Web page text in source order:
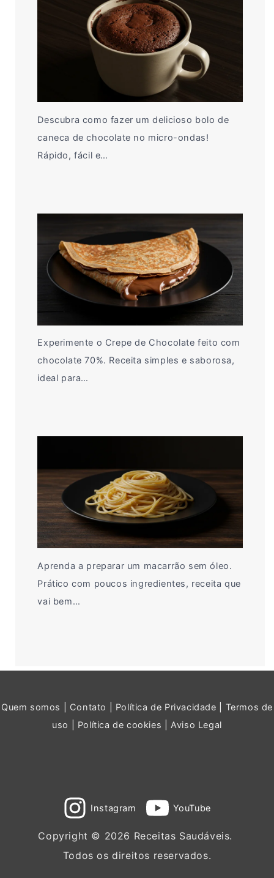
Descubra como fazer um delicioso bolo de
caneca de chocolate no micro-ondas!
Rápido, fácil e…
Experimente o Crepe de Chocolate feito com
chocolate 70%. Receita simples e saborosa,
ideal para…
Aprenda a preparar um macarrão sem óleo.
Prático com poucos ingredientes, receita que
vai bem…
Quem somos Contato Política de Privacidade
Termos de
uso
Política de cookies |Aviso Legal
Instagram YouTube
Copyright © 2026 Receitas Saudáveis.
Todos os direitos reservados.